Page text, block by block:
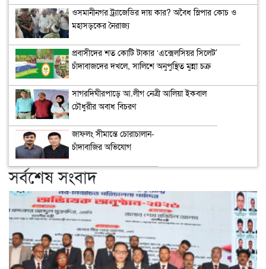
ওসমানীনগর ট্র্যাজেডির দায় কার? অবৈধ স্লিপার কোচ ও
মহাসড়কের নৈরাজ্য
প্রবাসীদের শত কোটি টাকার ‘এক্সেলসিয়র সিলেট’
চাঁদাবাজদের দখলে, সালিশে অনুপুস্থিত মুন্না চক্র
সাগরদিঘীরপাড়ে আ.লীগ নেত্রী আলিয়া ইকবাল
চৌধুরীর অবাধ বিচরণ
জাফলং সীমান্তে চোরাচালান-
চাঁদাবাজির অভিযোগ
সর্বশেষ সংবাদ